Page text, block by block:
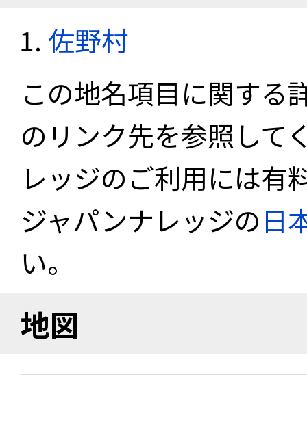
佐野村
この地名項目に関する
のリンク先を参照して
レッジのご利用には有
ジャパンナレッジの日
い。
地図